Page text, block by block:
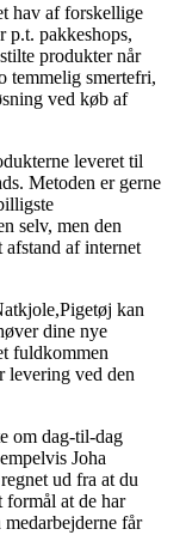
hav af forskellige
p.t. pakkeshops,
produkter når
temmelig smertefri,
ved køb af
leveret til
Metoden er gerne
selv, men den
af internet
kan
dine nye
fuldkommen
levering ved den
om dag-til-dag
Joha
ud fra at du
at de har
får